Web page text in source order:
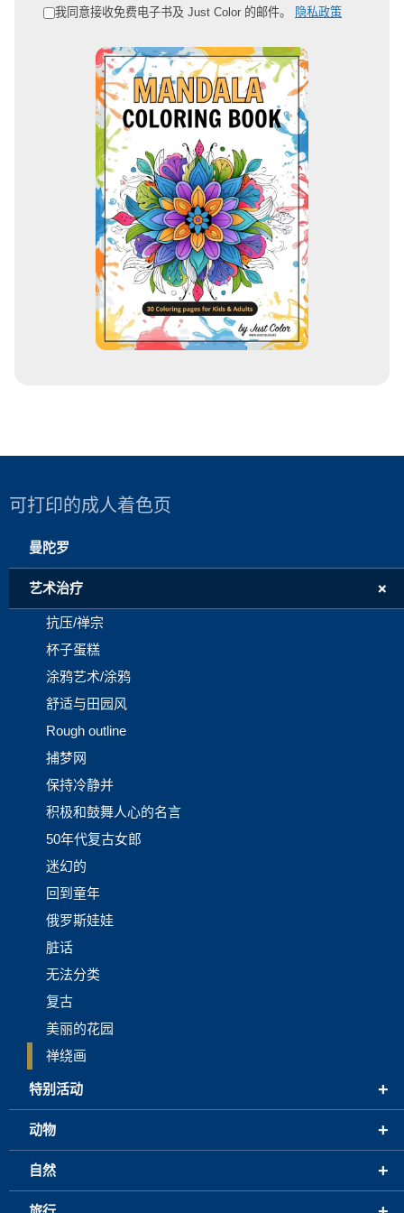
邮我同意接收免费电子书及 Just Color 的邮件。 隐私政策
可打印的成人着色页
曼陀罗
+
艺术治疗
抗压/禅宗
杯子蛋糕
涂鸦艺术/涂鸦
舒适与田园风
Rough outline
捕梦网
保持冷静并
积极和鼓舞人心的名言
50年代复古女郎
迷幻的
回到童年
俄罗斯娃娃
脏话
无法分类
复古
美丽的花园
禅绕画
+
特别活动
+
动物
+
自然